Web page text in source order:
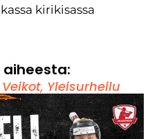
kirikisassa
aiheesta:
, Yleisurheilu